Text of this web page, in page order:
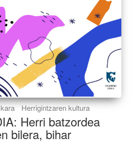
Herrigintzaren kultura
Herri batzordea
bilera, bihar